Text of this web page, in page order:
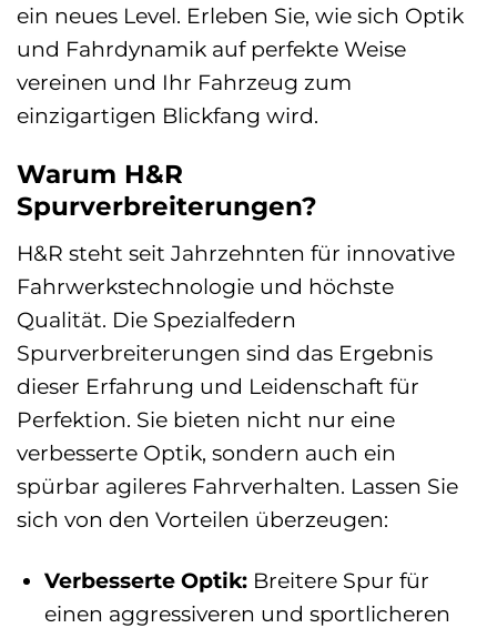
ein neues Level. Erleben Sie, wie sich Optik
und Fahrdynamik auf perfekte Weise
vereinen und Ihr Fahrzeug zum
einzigartigen Blickfang wird.
Warum H&R
Spurverbreiterungen?
H&R steht seit Jahrzehnten für innovative
Fahrwerkstechnologie und höchste
Qualität. Die Spezialfedern
Spurverbreiterungen sind das Ergebnis
dieser Erfahrung und Leidenschaft für
Perfektion. Sie bieten nicht nur eine
verbesserte Optik, sondern auch ein
spürbar agileres Fahrverhalten. Lassen Sie
sich von den Vorteilen überzeugen:
Verbesserte Optik:Breitere Spur für
einen aggressiveren und sportlicheren